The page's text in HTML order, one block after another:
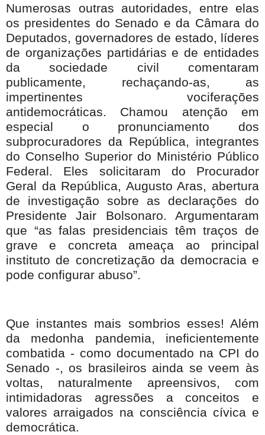
Numerosas outras autoridades, entre elas
os presidentes do Senado e da Câmara do
Deputados, governadores de estado, líderes
de organizações partidárias e de entidades
da sociedade civil comentaram
publicamente, rechaçando-as, as
impertinentes vociferações
antidemocráticas. Chamou atenção em
especial o pronunciamento dos
subprocuradores da República, integrantes
do Conselho Superior do Ministério Público
Federal. Eles solicitaram do Procurador
Geral da República, Augusto Aras, abertura
de investigação sobre as declarações do
Presidente Jair Bolsonaro. Argumentaram
que “as falas presidenciais têm traços de
grave e concreta ameaça ao principal
instituto de concretização da democracia e
pode configurar abuso”.
Que instantes mais sombrios esses! Além
da medonha pandemia, ineficientemente
combatida - como documentado na CPI do
Senado -, os brasileiros ainda se veem às
voltas, naturalmente apreensivos, com
intimidadoras agressões a conceitos e
valores arraigados na consciência cívica e
democrática.